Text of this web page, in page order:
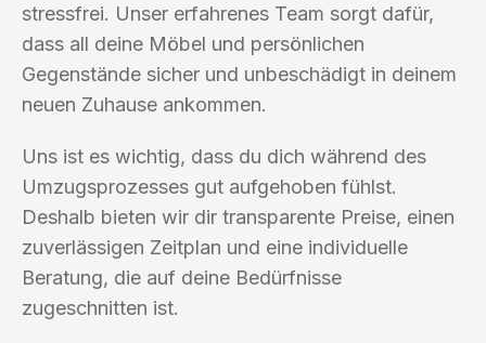
stressfrei. Unser erfahrenes Team sorgt dafür,
dass all deine Möbel und persönlichen
Gegenstände sicher und unbeschädigt in deinem
neuen Zuhause ankommen.
Uns ist es wichtig, dass du dich während des
Umzugsprozesses gut aufgehoben fühlst.
Deshalb bieten wir dir transparente Preise, einen
zuverlässigen Zeitplan und eine individuelle
Beratung, die auf deine Bedürfnisse
zugeschnitten ist.